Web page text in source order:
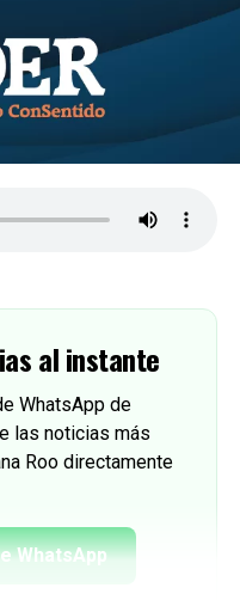
al instante
WhatsApp de
las noticias más
Roo directamente
WhatsApp